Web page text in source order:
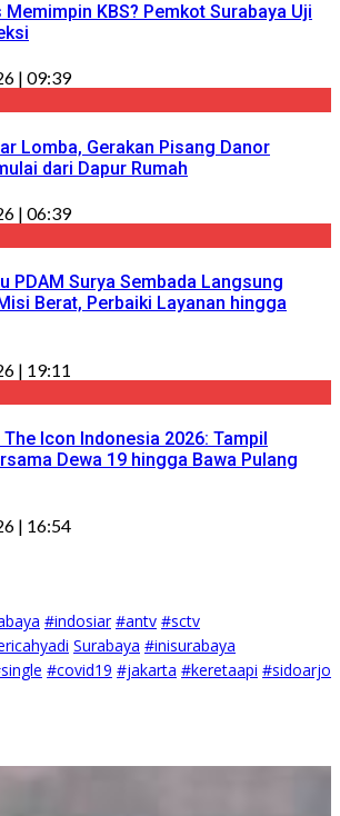
Memimpin KBS? Pemkot Surabaya Uji
| 09:39
Lomba, Gerakan Pisang Danor
dari Dapur Rumah
| 06:39
PDAM Surya Sembada Langsung
Berat, Perbaiki Layanan hingga
| 19:11
Icon Indonesia 2026: Tampil
Dewa 19 hingga Bawa Pulang
| 16:54
#indosiar #antv #sctv
Surabaya #inisurabaya
#covid19 #jakarta #keretaapi #sidoarjo